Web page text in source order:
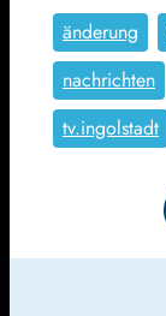
änderung
nachrichten
tv.ingolstadt